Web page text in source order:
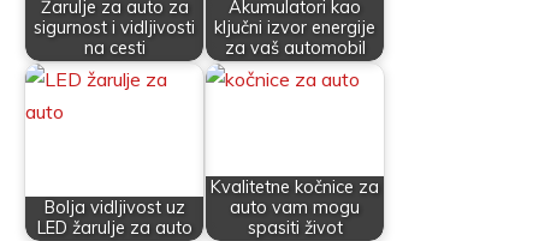
Žarulje za auto za
sigurnost i vidljivosti
na cesti
Akumulatori kao
ključni izvor energije
za vaš automobil
Bolja vidljivost uz
LED žarulje za auto
Kvalitetne kočnice za
auto vam mogu
spasiti život